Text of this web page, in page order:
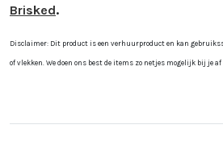
Brisked.
Disclaimer: Dit product is een verhuurproduct en kan
of vlekken. We doen ons best de items zo netjes mogelijk bij je af